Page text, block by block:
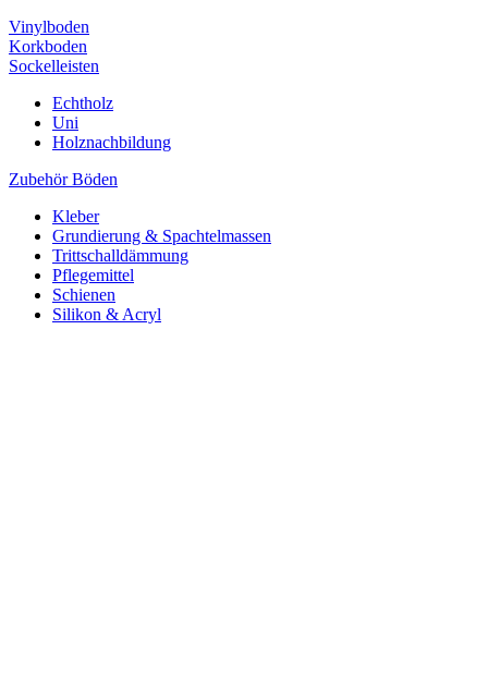
Vinylboden
Korkboden
Sockelleisten
Echtholz
Uni
Holznachbildung
Zubehör Böden
Kleber
Grundierung & Spachtelmassen
Trittschalldämmung
Pflegemittel
Schienen
Silikon & Acryl